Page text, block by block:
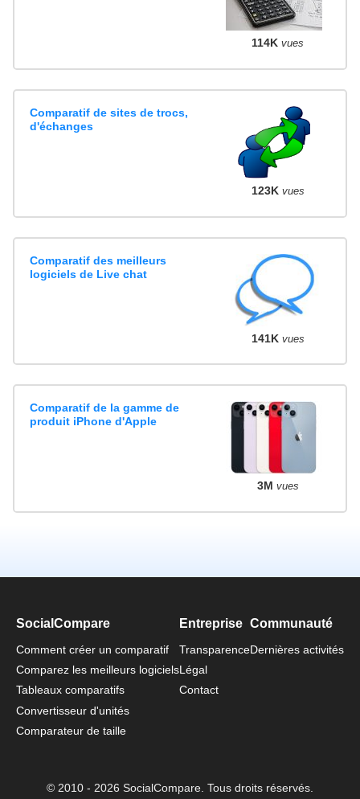
114K vues
Comparatif de sites de trocs,
d'échanges
123K vues
Comparatif des meilleurs
logiciels de Live chat
141K vues
Comparatif de la gamme de
produit iPhone d'Apple
3M vues
SocialCompare
Comment créer un comparatif
Comparez les meilleurs logiciels
Tableaux comparatifs
Convertisseur d'unités
Comparateur de taille
Entreprise
Transparence
Légal
Contact
Communauté
Dernières activités
© 2010 - 2026 SocialCompare. Tous droits réservés.